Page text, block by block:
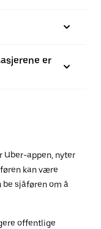
er
Uber-appen, nyter
kan være
be sjåføren om å
offentlige